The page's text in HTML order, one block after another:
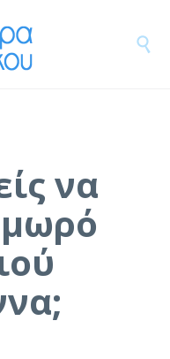

να
μωρό